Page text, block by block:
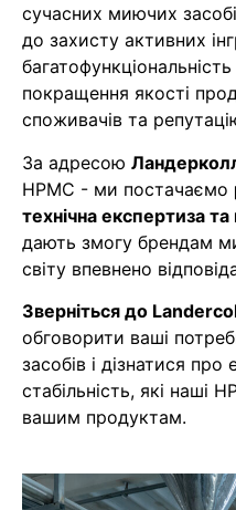
сучасних миючих
до захисту активних
покращення якості
споживачів та
За адресою
HPMC - ми постачаємо
технічна експертиза
дають змогу брендам
світу впевнено
Зверніться до
обговорити ваші
засобів і дізнатися про
стабільність, які наші
вашим продуктам.